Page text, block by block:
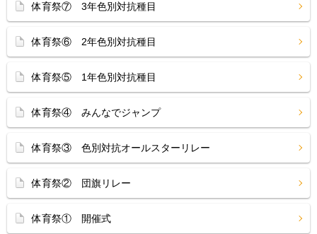
体育祭⑦ 3年色別対抗種目
体育祭⑥ 2年色別対抗種目
体育祭⑤ 1年色別対抗種目
体育祭④ みんなでジャンプ
体育祭③ 色別対抗オールスターリレー
体育祭② 団旗リレー
体育祭① 開催式